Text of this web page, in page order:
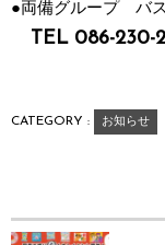
●両備グループ バ
TEL 086-230-
CATEGORY : お知らせ